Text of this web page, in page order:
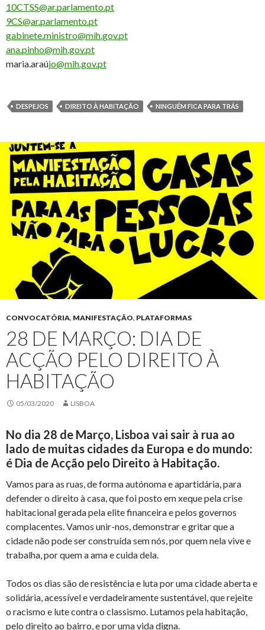
10CTSS@ar.parlamento.pt
9CS@ar.parlamento.pt
gabinete.ministro@mih.gov.pt
ana.pinho@mih.gov.pt
maria.araújo@mih.gov.pt
DESPEJOS DIREITO À HABITAÇÃO NINGUÉM FICA PARA TRÁS
CONVOCATÓRIA, MANIFESTAÇÃO, PLATAFORMAS
28 DE MARÇO: DIA DE
ACÇÃO PELO DIREITO À
HABITAÇÃO
05/03/2020 LISBOA
No dia 28 de Março, Lisboa vai sair à rua ao
lado de muitas cidades da Europa e do mundo:
é Dia de Acção pelo Direito à Habitação.
Vamos para as ruas, de forma autónoma e apartidária, para
defender o direito à casa, que foi posto em xeque pela crise
habitacional gerada pela elite financeira e pelos governos
complacentes. Vamos unir-nos, demonstrar e gritar que a
cidade não pode ser construída sem nós, por quem nela vive e
trabalha, por quem a ama e cuida dela.
Todos os dias são de resistência e luta por uma cidade aberta e
solidária, acessível e verdadeiramente sustentável, que rejeite
o racismo e lute contra o classismo. Lutamos pela habitação,
pelo direito ao bairro, e por uma vida digna.